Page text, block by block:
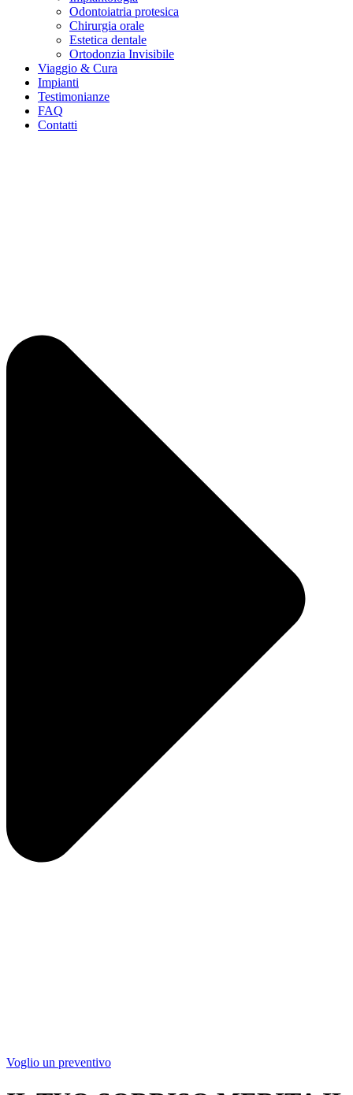
Odontoiatria protesica
Chirurgia orale
Estetica dentale
Ortodonzia Invisibile
Viaggio & Cura
Impianti
Testimonianze
FAQ
Contatti
Voglio un preventivo